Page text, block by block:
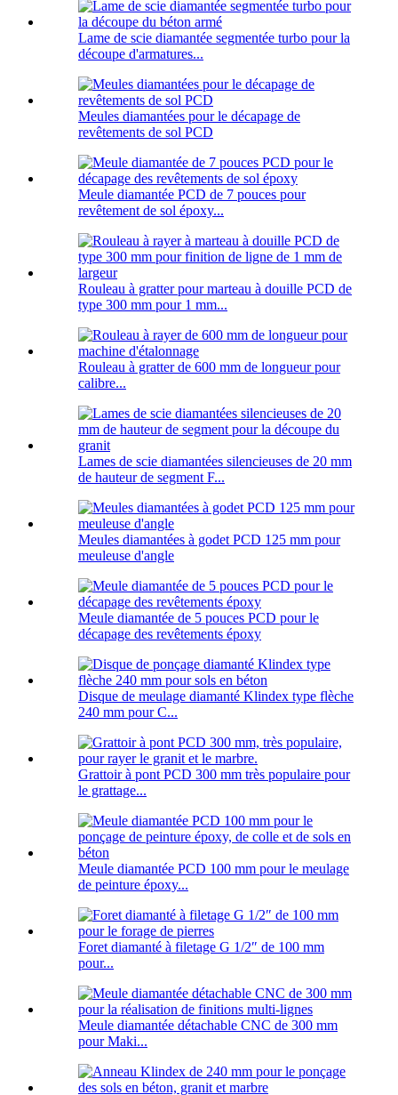
Lame de scie diamantée segmentée turbo pour la
découpe d'armatures...
Meules diamantées pour le décapage de
revêtements de sol PCD
Meule diamantée PCD de 7 pouces pour
revêtement de sol époxy...
Rouleau à gratter pour marteau à douille PCD de
type 300 mm pour 1 mm...
Rouleau à gratter de 600 mm de longueur pour
calibre...
Lames de scie diamantées silencieuses de 20 mm
de hauteur de segment F...
Meules diamantées à godet PCD 125 mm pour
meuleuse d'angle
Meule diamantée de 5 pouces PCD pour le
décapage des revêtements époxy
Disque de meulage diamanté Klindex type flèche
240 mm pour C...
Grattoir à pont PCD 300 mm très populaire pour
le grattage...
Meule diamantée PCD 100 mm pour le meulage
de peinture époxy...
Foret diamanté à filetage G 1/2″ de 100 mm
pour...
Meule diamantée détachable CNC de 300 mm
pour Maki...